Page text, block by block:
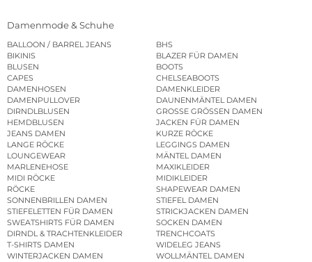
Damenmode & Schuhe
BALLOON / BARREL JEANS
BHS
BIKINIS
BLAZER FÜR DAMEN
BLUSEN
BOOTS
CAPES
CHELSEABOOTS
DAMENHOSEN
DAMENKLEIDER
DAMENPULLOVER
DAUNENMÄNTEL DAMEN
DIRNDLBLUSEN
GROSSE GRÖSSEN DAMEN
HEMDBLUSEN
JACKEN FÜR DAMEN
JEANS DAMEN
KURZE RÖCKE
LANGE RÖCKE
LEGGINGS DAMEN
LOUNGEWEAR
MÄNTEL DAMEN
MARLENEHOSE
MAXIKLEIDER
MIDI RÖCKE
MIDIKLEIDER
RÖCKE
SHAPEWEAR DAMEN
SONNENBRILLEN DAMEN
STIEFEL DAMEN
STIEFELETTEN FÜR DAMEN
STRICKJACKEN DAMEN
SWEATSHIRTS FÜR DAMEN
SOCKEN DAMEN
DIRNDL & TRACHTENKLEIDER
TRENCHCOATS
T-SHIRTS DAMEN
WIDELEG JEANS
WINTERJACKEN DAMEN
WOLLMÄNTEL DAMEN